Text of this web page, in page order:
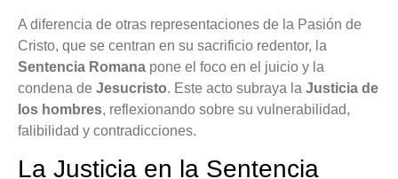
A diferencia de otras representaciones de la Pasión de
Cristo, que se centran en su sacrificio redentor, la
Sentencia Romana pone el foco en el juicio y la
condena deJesucristo. Este acto subraya laJusticia de
los hombres, reflexionando sobre su vulnerabilidad,
falibilidad y contradicciones.
La Justicia en la Sentencia